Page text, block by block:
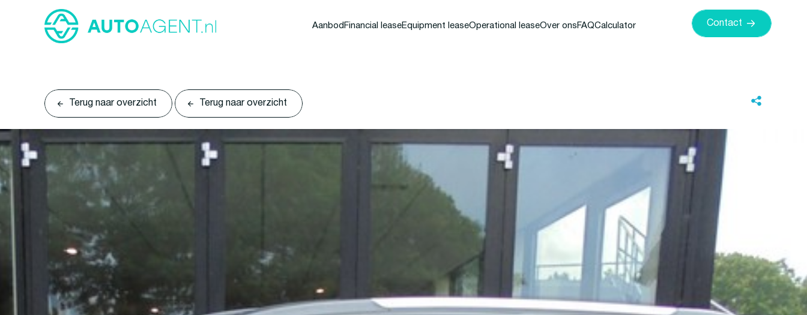
Aanbod Financial leaseEquipment leaseOperational leaseOver ons FAQCalculator Contact
Terug naar overzicht Terug naar overzicht